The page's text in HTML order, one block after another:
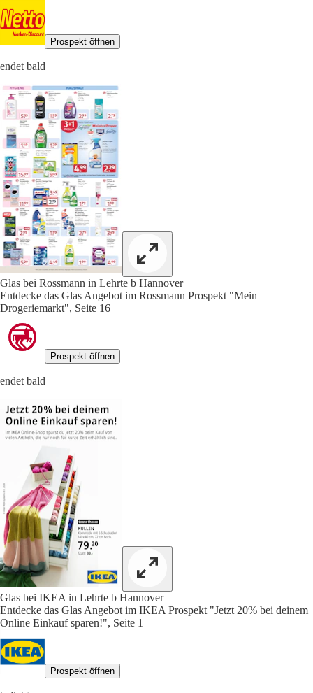
Prospekt öffnen
endet bald
Glas bei Rossmann in Lehrte b Hannover
Entdecke das Glas Angebot im Rossmann Prospekt "Mein
Drogeriemarkt", Seite 16
Prospekt öffnen
endet bald
Glas bei IKEA in Lehrte b Hannover
Entdecke das Glas Angebot im IKEA Prospekt "Jetzt 20% bei deinem
Online Einkauf sparen!", Seite 1
Prospekt öffnen